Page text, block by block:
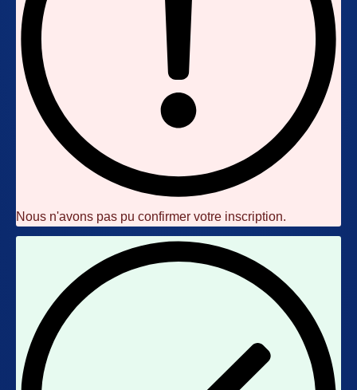
Nous n'avons pas pu confirmer votre inscription.